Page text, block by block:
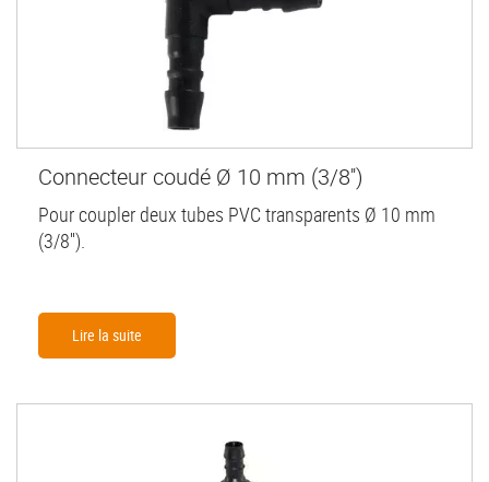
Connecteur coudé Ø 10 mm (3/8'')
Pour coupler deux tubes PVC transparents Ø 10 mm
(3/8'').
Lire la suite